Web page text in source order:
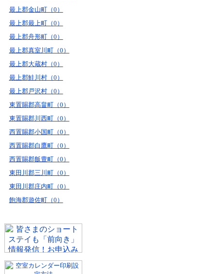
最上郡金山町（0）
最上郡最上町（0）
最上郡舟形町（0）
最上郡真室川町（0）
最上郡大蔵村（0）
最上郡鮭川村（0）
最上郡戸沢村（0）
東置賜郡高畠町（0）
東置賜郡川西町（0）
西置賜郡小国町（0）
西置賜郡白鷹町（0）
西置賜郡飯豊町（0）
東田川郡三川町（0）
東田川郡庄内町（0）
飽海郡遊佐町（0）